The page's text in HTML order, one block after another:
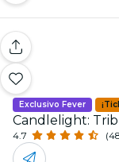
Exclusivo Fever
Candlelight:
4.7